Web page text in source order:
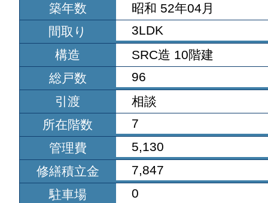
築年数
昭和 52年04月
間取り
3LDK
構造
SRC造 10階建
総戸数
96
引渡
相談
所在階数
7
管理費
5,130
修繕積立金
7,847
駐車場
0